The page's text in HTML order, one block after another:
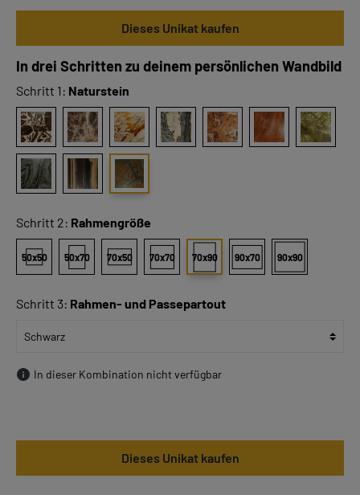
Dieses Unikat kaufen
In drei Schritten zu deinem persönlichen Wandbild
Schritt 1: Naturstein
Schritt 2: Rahmengröße
50x50 50x70 70x50 70x70 70x90 90x70 90x90
Schritt 3: Rahmen- und Passepartout
In dieser Kombination nicht verfügbar
Dieses Unikat kaufen